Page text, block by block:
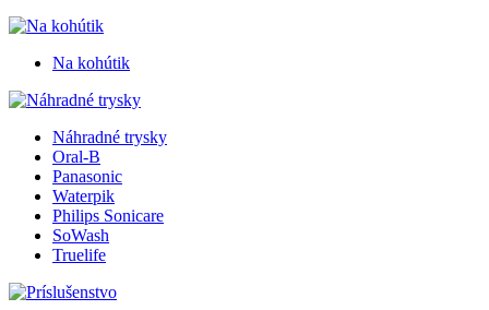
Na kohútik
Náhradné trysky
Oral-B
Panasonic
Waterpik
Philips Sonicare
SoWash
Truelife